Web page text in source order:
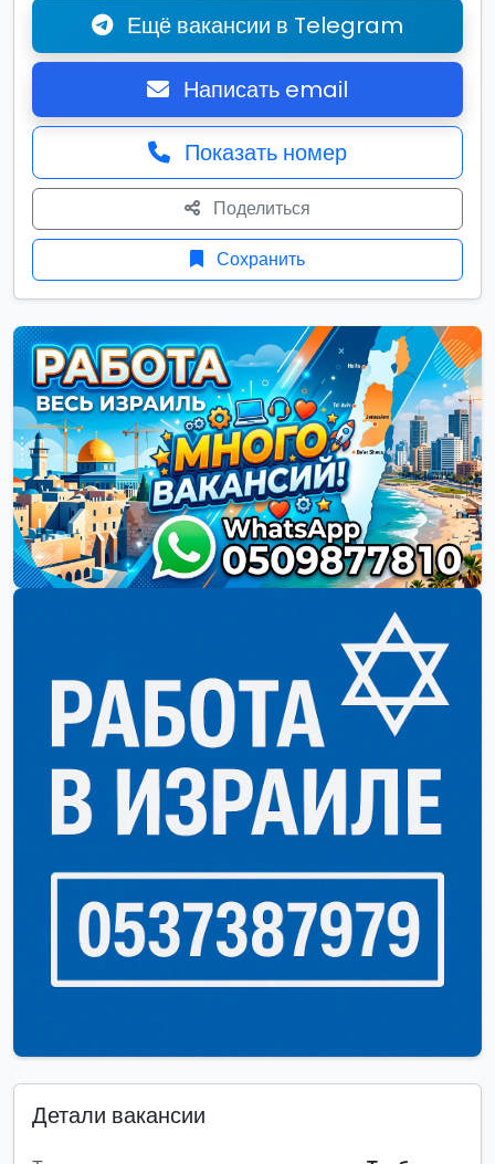
Ещё вакансии в Telegram
Написать email
Показать номер
Поделиться
Сохранить
Детали вакансии